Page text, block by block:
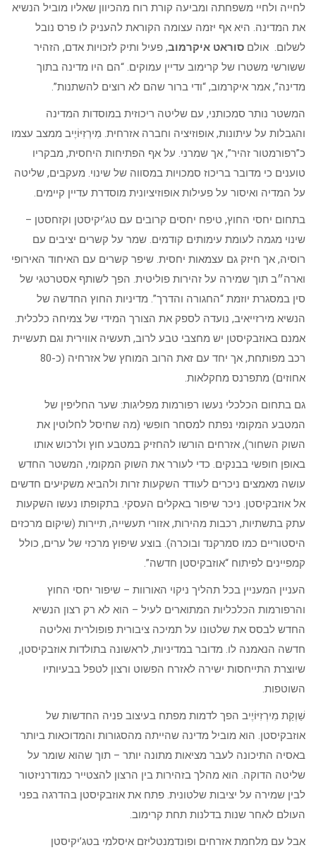
לחייה ולחיי משפחתה ומביעה קורת רוח מהכיוון שאליו מוביל הנשיא
את המדינה. היא אף יזמה עצומה הקוראת להעניק לו פרס נובל
לשלום. אולם סוראט איקרמוב, פעיל ותיק לזכויות אדם, הזהיר
ששורשי משטרו של קרימוב עדיין עמוקים. “הם היו מדינה בתוך
מדינה”, אמר איקרמוב, “ודי ברור שהם לא רוצים להשתנות”.
המשטר נותר סמכותני, עם שליטה ריכוזית במוסדות המדינה
והגבלות על עיתונות, אופוזיציה וחברה אזרחית. מִירְזִיּוֹיֶיב ממצב עצמו
כ”רפורמטור זהיר”, אך שמרני. על אף הפתיחות היחסית, מבקריו
טוענים כי מדובר בריכוז סמכויות במסווה של שינוי. מעקבים, שליטה
על המדיה ואיסור על פעילות אופוזיציונית מוסדרת עדיין קיימים.
בתחום יחסי החוץ, טיפח יחסים קרובים עם טג’יקיסטן וקזחסטן –
שינוי מגמה לעומת עימותים קודמים. שמר על קשרים יציבים עם
רוסיה, אך חיזק גם עצמאות יחסית. שיפר קשרים עם האיחוד האירופי
וארה״ב תוך שמירה על זהירות פוליטית. הפך לשותף אסטרטגי של
סין במסגרת יוזמת “החגורה והדרך”. מדיניות החוץ החדשה של
הנשיא מירזייאיב, נועדה לספק את הצורך המידי של צמיחה כלכלית.
אמנם באוזבקיסטן יש מחצבי טבע לרוב, תעשיה אווירית וגם תעשיית
רכב מפותחת, אך יחד עם זאת הרוב המוחץ של אזרחיה (כ-80
אחוזים) מתפרנס מחקלאות.
גם בתחום הכלכלי נעשו רפורמות מפליגות: שער החליפין של
המטבע המקומי נפתח למסחר חופשי (מה שחיסל לחלוטין את
השוק השחור), אזרחים הורשו להחזיק במטבע חוץ ולרכוש אותו
באופן חופשי בבנקים. כדי לעורר את השוק המקומי, המשטר החדש
עושה מאמצים ניכרים לעודד השקעות זרות ולהביא משקיעים חדשים
אל אוזבקיסטן. ניכר שיפור באקלים העסקי. בתקופתו נעשו השקעות
עתק בתשתיות, רכבות מהירות, אזורי תעשייה, תיירות (שיקום מרכזים
היסטוריים כמו סמרקנד ובוכרה). בוצע שיפוץ מרכזי של ערים, כולל
קמפיינים לפיתוח “אוזבקיסטן חדשה”.
העניין המעניין בכל תהליך ניקוי האורוות – שיפור יחסי החוץ
והרפורמות הכלכליות המתוארים לעיל – הוא לא רק רצון הנשיא
החדש לבסס את שלטונו על תמיכה ציבורית פופולרית ואליטה
חדשה הנאמנה לו. מדובר במדיניות, לראשונה בתולדות אוזבקיסטן,
שיוצרת התייחסות ישירה לאזרח הפשוט ורצון לטפל בבעיותיו
השוטפות.
שַׁוְקַת מִירְזִיּוֹיֶיב הפך לדמות מפתח בעיצוב פניה החדשות של
אוזבקיסטן. הוא מוביל מדינה שהייתה מהסגורות והמדוכאות ביותר
באסיה התיכונה לעבר מציאות מתונה יותר – תוך שהוא שומר על
שליטה הדוקה. הוא מהלך בזהירות בין הרצון להצטייר כמודרניזטור
לבין שמירה על יציבות שלטונית. פתח את אוזבקיסטן בהדרגה בפני
העולם לאחר שנות בדלנות תחת קרימוב.
אבל עם מלחמת אזרחים ופונדמנטליזם איסלמי בטג’יקיסטן